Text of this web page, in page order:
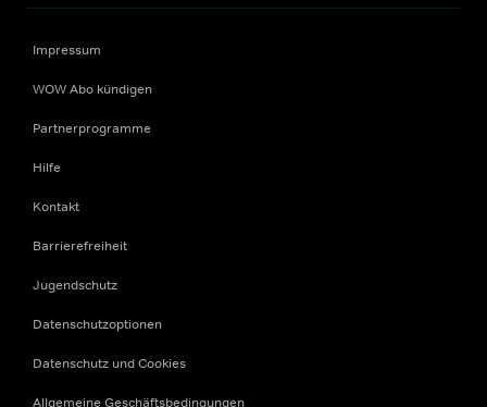
Impressum
WOW Abo kündigen
Partnerprogramme
Hilfe
Kontakt
Barrierefreiheit
Jugendschutz
Datenschutzoptionen
Datenschutz und Cookies
Allgemeine Geschäftsbedingungen